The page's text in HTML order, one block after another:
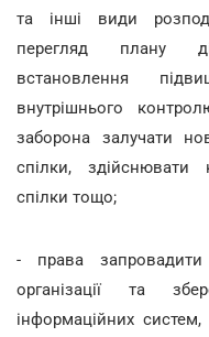
та інші види
перегляд плану
встановлення
внутрішнього
заборона залучати
спілки, здійснювати
спілки тощо;
- права запровадити
організації та
інформаційних систем,